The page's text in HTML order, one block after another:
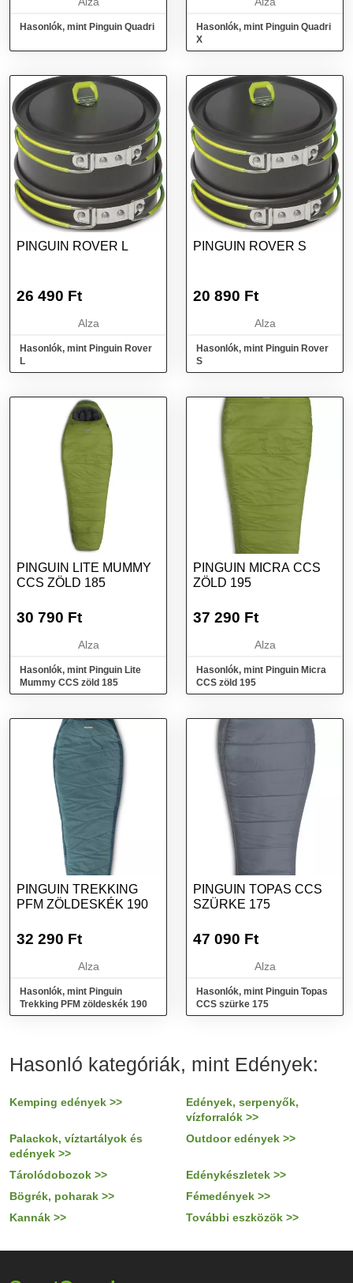
Hasonlók, mint Pinguin Quadri
Hasonlók, mint Pinguin Quadri
X
PINGUIN ROVER L
26 490 Ft
Alza
Hasonlók, mint Pinguin Rover
L
PINGUIN ROVER S
20 890 Ft
Alza
Hasonlók, mint Pinguin Rover
S
PINGUIN LITE MUMMY
CCS ZÖLD 185
30 790 Ft
Alza
Hasonlók, mint Pinguin Lite
Mummy CCS zöld 185
PINGUIN MICRA CCS
ZÖLD 195
37 290 Ft
Alza
Hasonlók, mint Pinguin Micra
CCS zöld 195
PINGUIN TREKKING
PFM ZÖLDESKÉK 190
32 290 Ft
Alza
Hasonlók, mint Pinguin
Trekking PFM zöldeskék 190
PINGUIN TOPAS CCS
SZÜRKE 175
47 090 Ft
Alza
Hasonlók, mint Pinguin Topas
CCS szürke 175
Hasonló kategóriák, mint Edények:
Kemping edények >>
Edények, serpenyők,
vízforralók >>
Palackok, víztartályok és
edények >>
Outdoor edények >>
Tárolódobozok >>
Edénykészletek >>
Bögrék, poharak >>
Fémedények >>
Kannák >>
További eszközök >>